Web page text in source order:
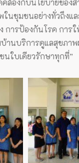
คล้องกับนโยบายขอ
ในชุมชนอย่างทั่วถึง
การป้องกันโรค กา
านบริการดูแลสุขภ
นใบเดียวรักษาทุกที่”